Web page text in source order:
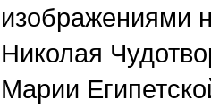
изображениями
Николая
Марии